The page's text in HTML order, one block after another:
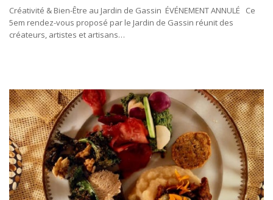
Créativité & Bien-Être au Jardin de Gassin ÉVÉNEMENT ANNULÉ Ce
5em rendez-vous proposé par le Jardin de Gassin réunit des
créateurs, artistes et artisans…